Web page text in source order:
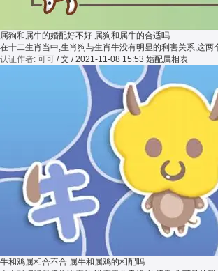
属狗和属牛的婚配好不好 属狗和属牛的合适吗
在十二生肖当中,生肖狗与生肖牛没有明显的利害关系,这
认证作者: 可可 / 文 / 2021-11-08 15:53 婚配属相表
牛和鸡属相合不合 属牛和属鸡的相配吗